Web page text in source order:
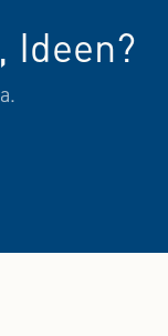
Ideen?